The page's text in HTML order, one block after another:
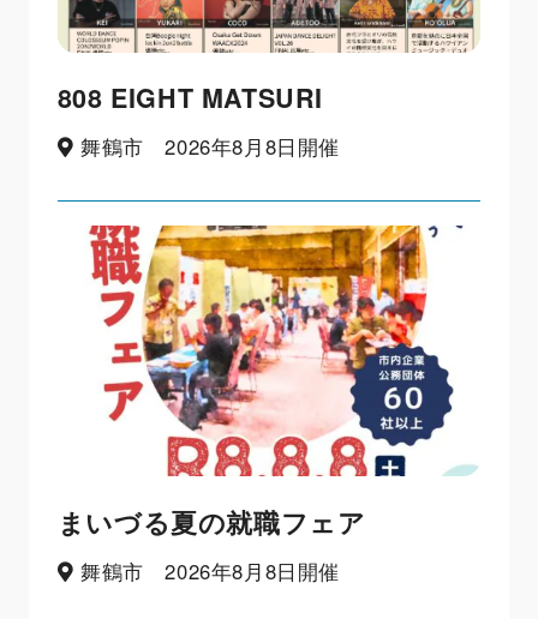
808 EIGHT MATSURI
舞鶴市 2026年8月8日開催
まいづる夏の就職フェア
舞鶴市 2026年8月8日開催